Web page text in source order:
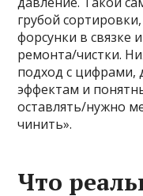
грубой
форсунки в связке
ремонта/чистки.
подход с
эффектам и
оставлять/нужно
чинить».
Что